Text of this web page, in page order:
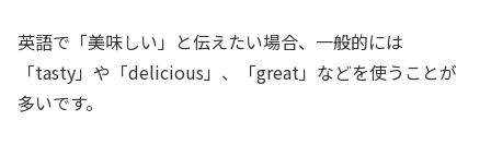
英語で「美味しい」と伝えたい場合、一般的には
「tasty」や「delicious」、「great」などを使うことが
多いです。